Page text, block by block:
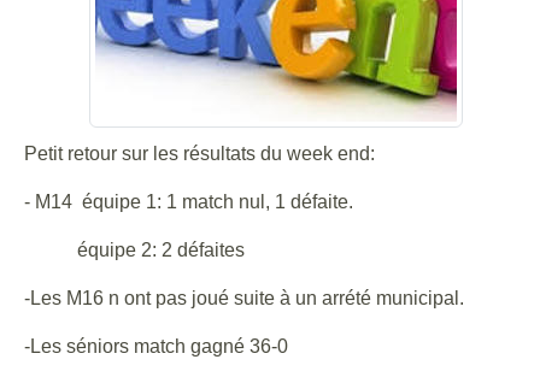
Petit retour sur les résultats du week end:
- M14 équipe 1: 1 match nul, 1 défaite.
équipe 2: 2 défaites
-Les M16 n ont pas joué suite à un arrété municipal.
-Les séniors match gagné 36-0